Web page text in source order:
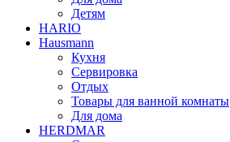
Детям
HARIO
Hausmann
Кухня
Сервировка
Отдых
Товары для ванной комнаты
Для дома
HERDMAR